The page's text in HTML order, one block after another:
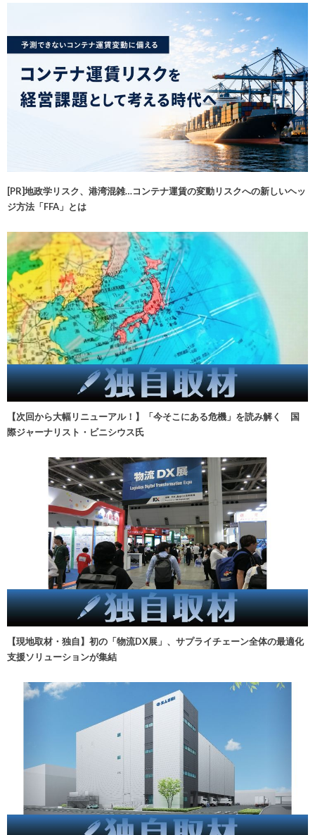
[PR]地政学リスク、港湾混雑…コンテナ運賃の変動リスクへの新しいヘッ
ジ方法「FFA」とは
【次回から大幅リニューアル！】「今そこにある危機」を読み解く 国
際ジャーナリスト・ビニシウス氏
【現地取材・独自】初の「物流DX展」、サプライチェーン全体の最適化
支援ソリューションが集結